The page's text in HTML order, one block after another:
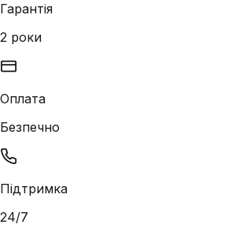
Гарантія
2 роки
Оплата
Безпечно
Підтримка
24/7